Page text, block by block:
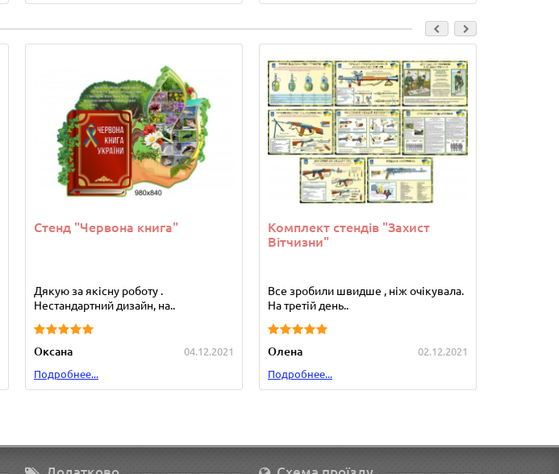
Стенд "Червона книга"
Дякую за якісну роботу .
Нестандартний дизайн, на..
Оксана
04.12.2021
Подробнее...
Комплект стендів "Захист
Вітчизни"
Все зробили швидше , ніж очікувала.
На третій день..
Олена
02.12.2021
Подробнее...